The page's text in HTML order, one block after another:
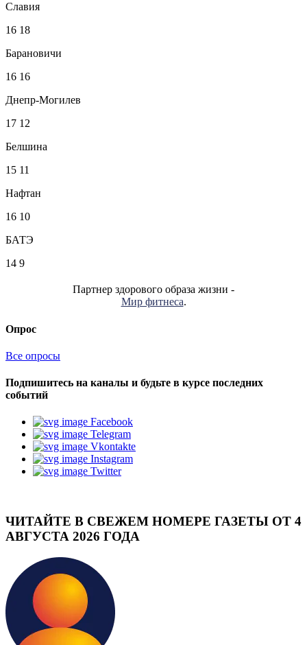
Славия
16 18
Барановичи
16 16
Днепр-Могилев
17 12
Белшина
15 11
Нафтан
16 10
БАТЭ
14 9
Партнер здорового образа жизни -
Мир фитнеса.
Опрос
Все опросы
Подпишитесь на каналы и будьте в курсе последних
событий
Facebook
Telegram
Vkontakte
Instagram
Twitter
ЧИТАЙТЕ В СВЕЖЕМ НОМЕРЕ ГАЗЕТЫ ОТ 4
АВГУСТА 2026 ГОДА